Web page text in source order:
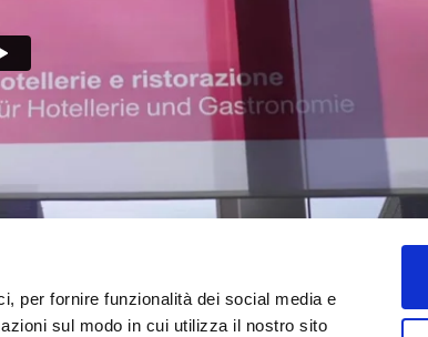
per fornire funzionalità dei social media e
sul modo in cui utilizza il nostro sito